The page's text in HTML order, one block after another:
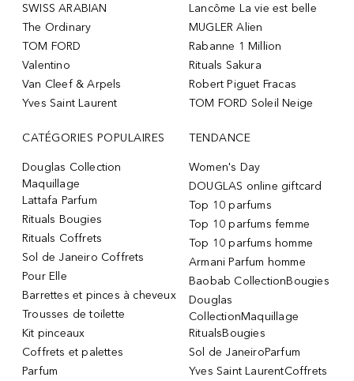
SWISS ARABIAN
The Ordinary
TOM FORD
Valentino
Van Cleef & Arpels
Yves Saint Laurent
Lancôme La vie est belle
MUGLER Alien
Rabanne 1 Million
Rituals Sakura
Robert Piguet Fracas
TOM FORD Soleil Neige
CATÉGORIES POPULAIRES
Douglas Collection
Maquillage
Lattafa Parfum
Rituals Bougies
Rituals Coffrets
Sol de Janeiro Coffrets
Pour Elle
Barrettes et pinces à cheveux
Trousses de toilette
Kit pinceaux
Coffrets et palettes
Parfum
TENDANCE
Women's Day
DOUGLAS online giftcard
Top 10 parfums
Top 10 parfums femme
Top 10 parfums homme
Armani Parfum homme
Baobab CollectionBougies
Douglas
CollectionMaquillage
RitualsBougies
Sol de JaneiroParfum
Yves Saint LaurentCoffrets